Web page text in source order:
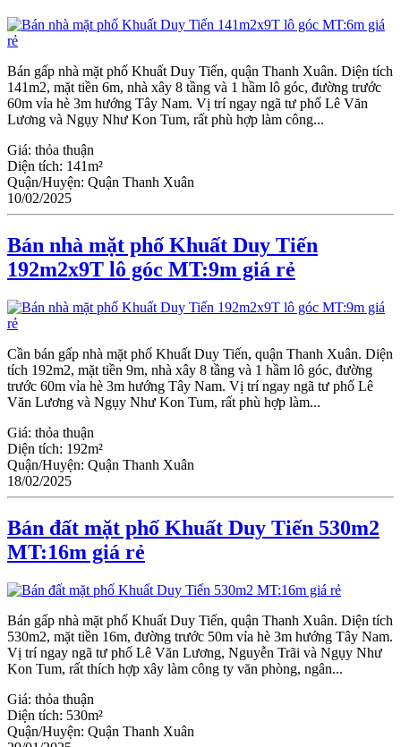
Bán gấp nhà mặt phố Khuất Duy Tiến, quận Thanh Xuân. Diện tích
141m2, mặt tiền 6m, nhà xây 8 tầng và 1 hầm lô góc, đường trước
60m vỉa hè 3m hướng Tây Nam. Vị trí ngay ngã tư phố Lê Văn
Lương và Ngụy Như Kon Tum, rất phù hợp làm công...
Giá: thỏa thuận
Diện tích: 141m²
Quận/Huyện: Quận Thanh Xuân
10/02/2025
Bán nhà mặt phố Khuất Duy Tiến
192m2x9T lô góc MT:9m giá rẻ
Cần bán gấp nhà mặt phố Khuất Duy Tiến, quận Thanh Xuân. Diện
tích 192m2, mặt tiền 9m, nhà xây 8 tầng và 1 hầm lô góc, đường
trước 60m vỉa hè 3m hướng Tây Nam. Vị trí ngay ngã tư phố Lê
Văn Lương và Ngụy Như Kon Tum, rất phù hợp làm...
Giá: thỏa thuận
Diện tích: 192m²
Quận/Huyện: Quận Thanh Xuân
18/02/2025
Bán đất mặt phố Khuất Duy Tiến 530m2
MT:16m giá rẻ
Bán gấp nhà mặt phố Khuất Duy Tiến, quận Thanh Xuân. Diện tích
530m2, mặt tiền 16m, đường trước 50m vỉa hè 3m hướng Tây Nam.
Vị trí ngay ngã tư phố Lê Văn Lương, Nguyễn Trãi và Ngụy Như
Kon Tum, rất thích hợp xây làm công ty văn phòng, ngân...
Giá: thỏa thuận
Diện tích: 530m²
Quận/Huyện: Quận Thanh Xuân